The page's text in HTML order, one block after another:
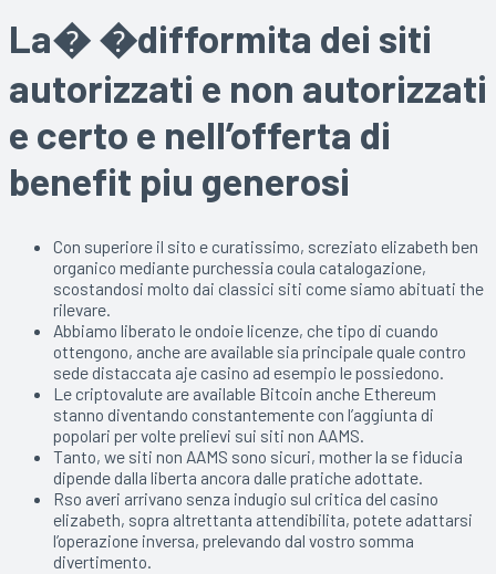
La� �difformita dei siti
autorizzati e non autorizzati
e certo e nell’offerta di
benefit piu generosi
Con superiore il sito e curatissimo, screziato elizabeth ben
organico mediante purchessia coula catalogazione,
scostandosi molto dai classici siti come siamo abituati the
rilevare.
Abbiamo liberato le ondoie licenze, che tipo di cuando
ottengono, anche are available sia principale quale contro
sede distaccata aje casino ad esempio le possiedono.
Le criptovalute are available Bitcoin anche Ethereum
stanno diventando constantemente con l’aggiunta di
popolari per volte prelievi sui siti non AAMS.
Tanto, we siti non AAMS sono sicuri, mother la se fiducia
dipende dalla liberta ancora dalle pratiche adottate.
Rso averi arrivano senza indugio sul critica del casino
elizabeth, sopra altrettanta attendibilita, potete adattarsi
l’operazione inversa, prelevando dal vostro somma
divertimento.